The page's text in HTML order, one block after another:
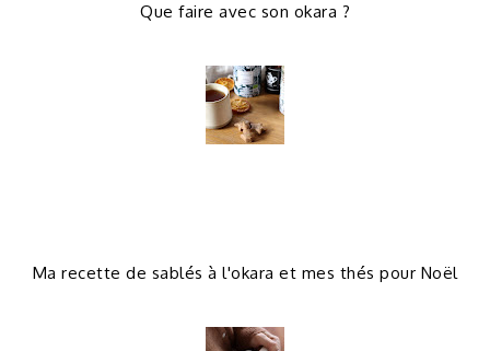
Que faire avec son okara ?
Ma recette de sablés à l'okara et mes thés pour Noël